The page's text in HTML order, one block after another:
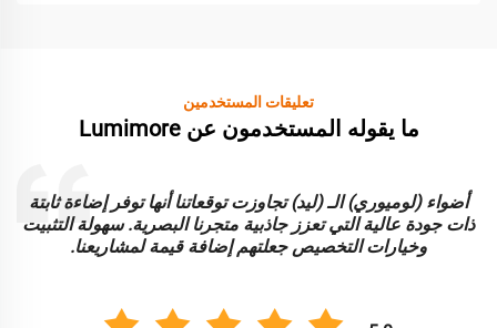
تعليقات المستخدمين
ما يقوله المستخدمون عن Lumimore
أضواء (لوميوري) الـ (ليد) تجاوزت توقعاتنا أنها توفر إضاءة ثابتة
ذات جودة عالية التي تعزز جاذبية متجرنا البصرية. سهولة التثبيت
وخيارات التخصيص جعلتهم إضافة قيمة لمشاريعنا.